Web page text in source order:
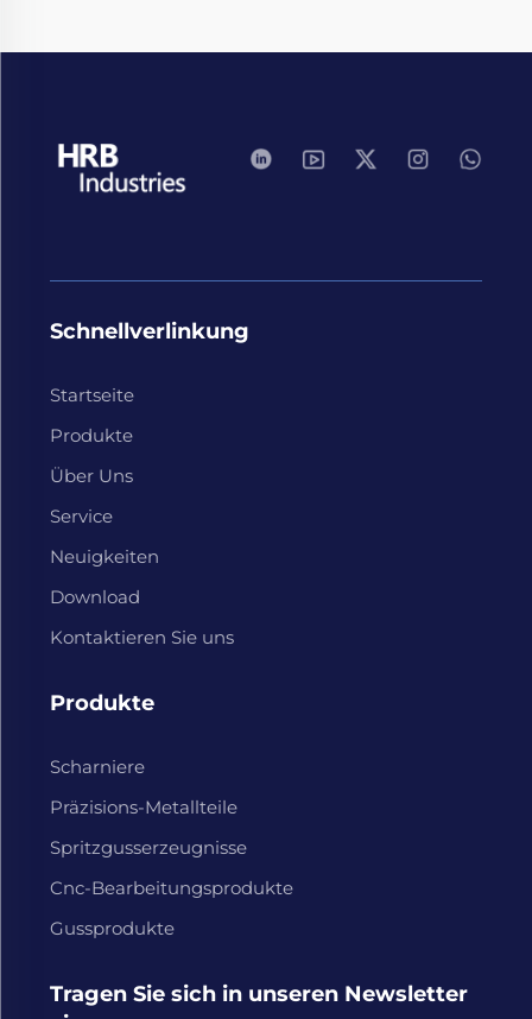
Schnellverlinkung
Startseite
Produkte
Über Uns
Service
Neuigkeiten
Download
Kontaktieren Sie uns
Produkte
Scharniere
Präzisions-Metallteile
Spritzgusserzeugnisse
Cnc-Bearbeitungsprodukte
Gussprodukte
Tragen Sie sich in unseren Newsletter